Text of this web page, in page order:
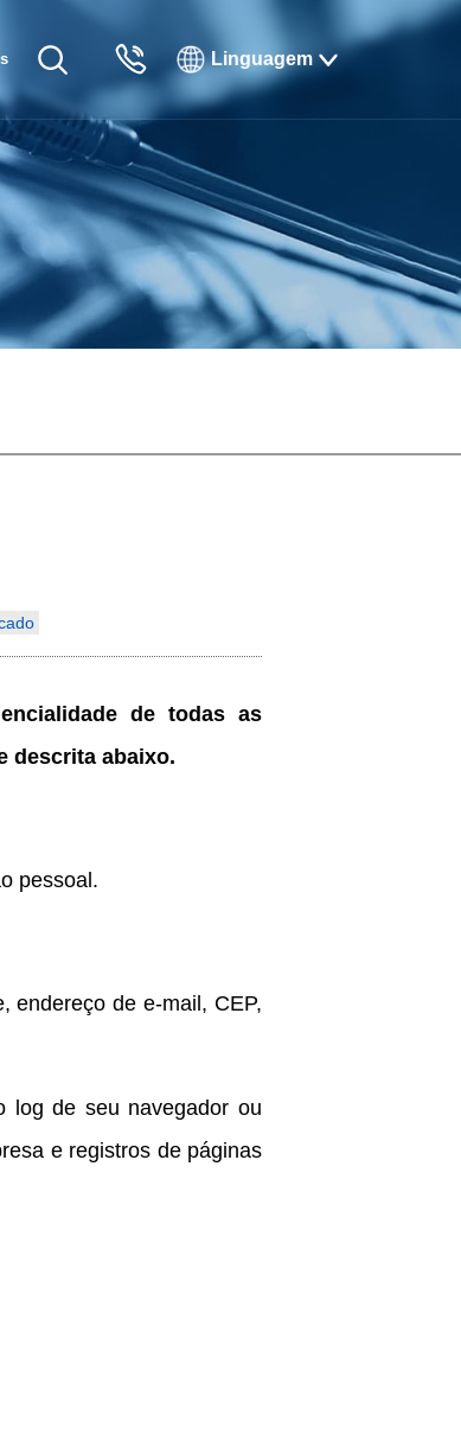
Linguagem
Русский
Français
Español
Italiano
de todas as
descrita abaixo.
pessoal.
endereço de e-mail, CEP,
log de seu navegador ou
e registros de páginas